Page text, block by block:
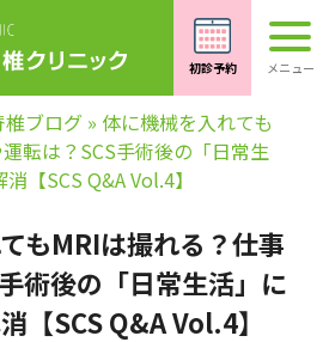
椎ブログ » 体に機械を入れても
転は？SCS手術後の「日常生
【SCS Q&A Vol.4】
もMRIは撮れる？仕事
術後の「日常生活」に
【SCS Q&A Vol.4】